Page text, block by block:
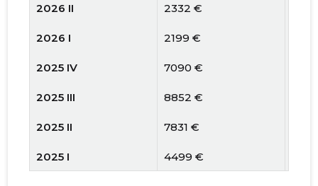
2026 II
2332 €
2026 I 2199 €
2025 IV 7090 €
2025 III 8852 €
2025 II 7831 €
2025 I 4499 €